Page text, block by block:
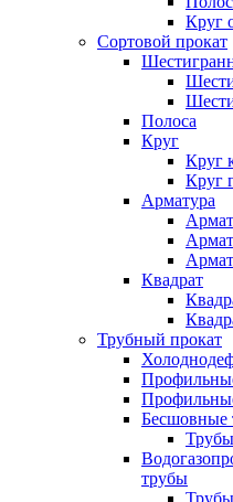
Круг
Сортовой прокат
Полоса
Круг
Круг
Круг
Арматура
Квадрат
Трубный прокат
Бесшовные
трубы